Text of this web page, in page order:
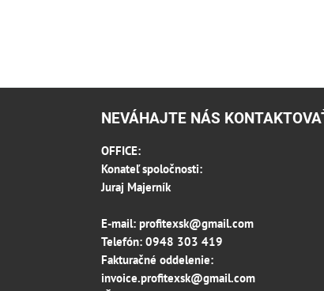
NEVÁHAJTE NÁS
OFFICE:
Konateľ spoločnosti:
Juraj Majerník
E-mail: profitexsk@gmail.com
Telefón: 0948 303 419
Fakturačné oddelenie:
invoice.profitexsk@gmail.com